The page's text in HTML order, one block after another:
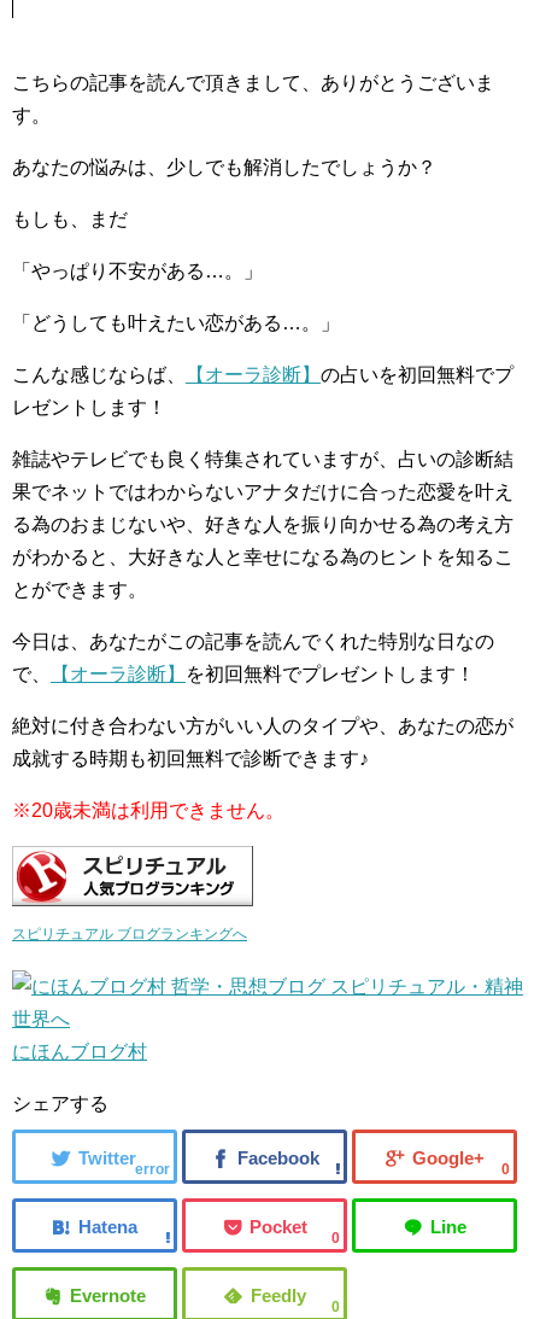
こちらの記事を読んで頂きまして、ありがとうございま
す。
あなたの悩みは、少しでも解消したでしょうか？
もしも、まだ
「やっぱり不安がある…。」
「どうしても叶えたい恋がある…。」
こんな感じならば、 【オーラ診断】 の占いを初回無料でプ
レゼントします！
雑誌やテレビでも良く特集されていますが、占いの診断結
果でネットではわからないアナタだけに合った恋愛を叶え
る為のおまじないや、好きな人を振り向かせる為の考え方
がわかると、大好きな人と幸せになる為のヒントを知るこ
とができます。
今日は、あなたがこの記事を読んでくれた特別な日なの
で、
【オーラ診断】 を初回無料でプレゼントします！
絶対に付き合わない方がいい人のタイプや、あなたの恋が
成就する時期も初回無料で診断できます♪
※20歳未満は利用できません。
スピリチュアル ブログランキングへ
にほんブログ村
シェアする
error 0
0
0